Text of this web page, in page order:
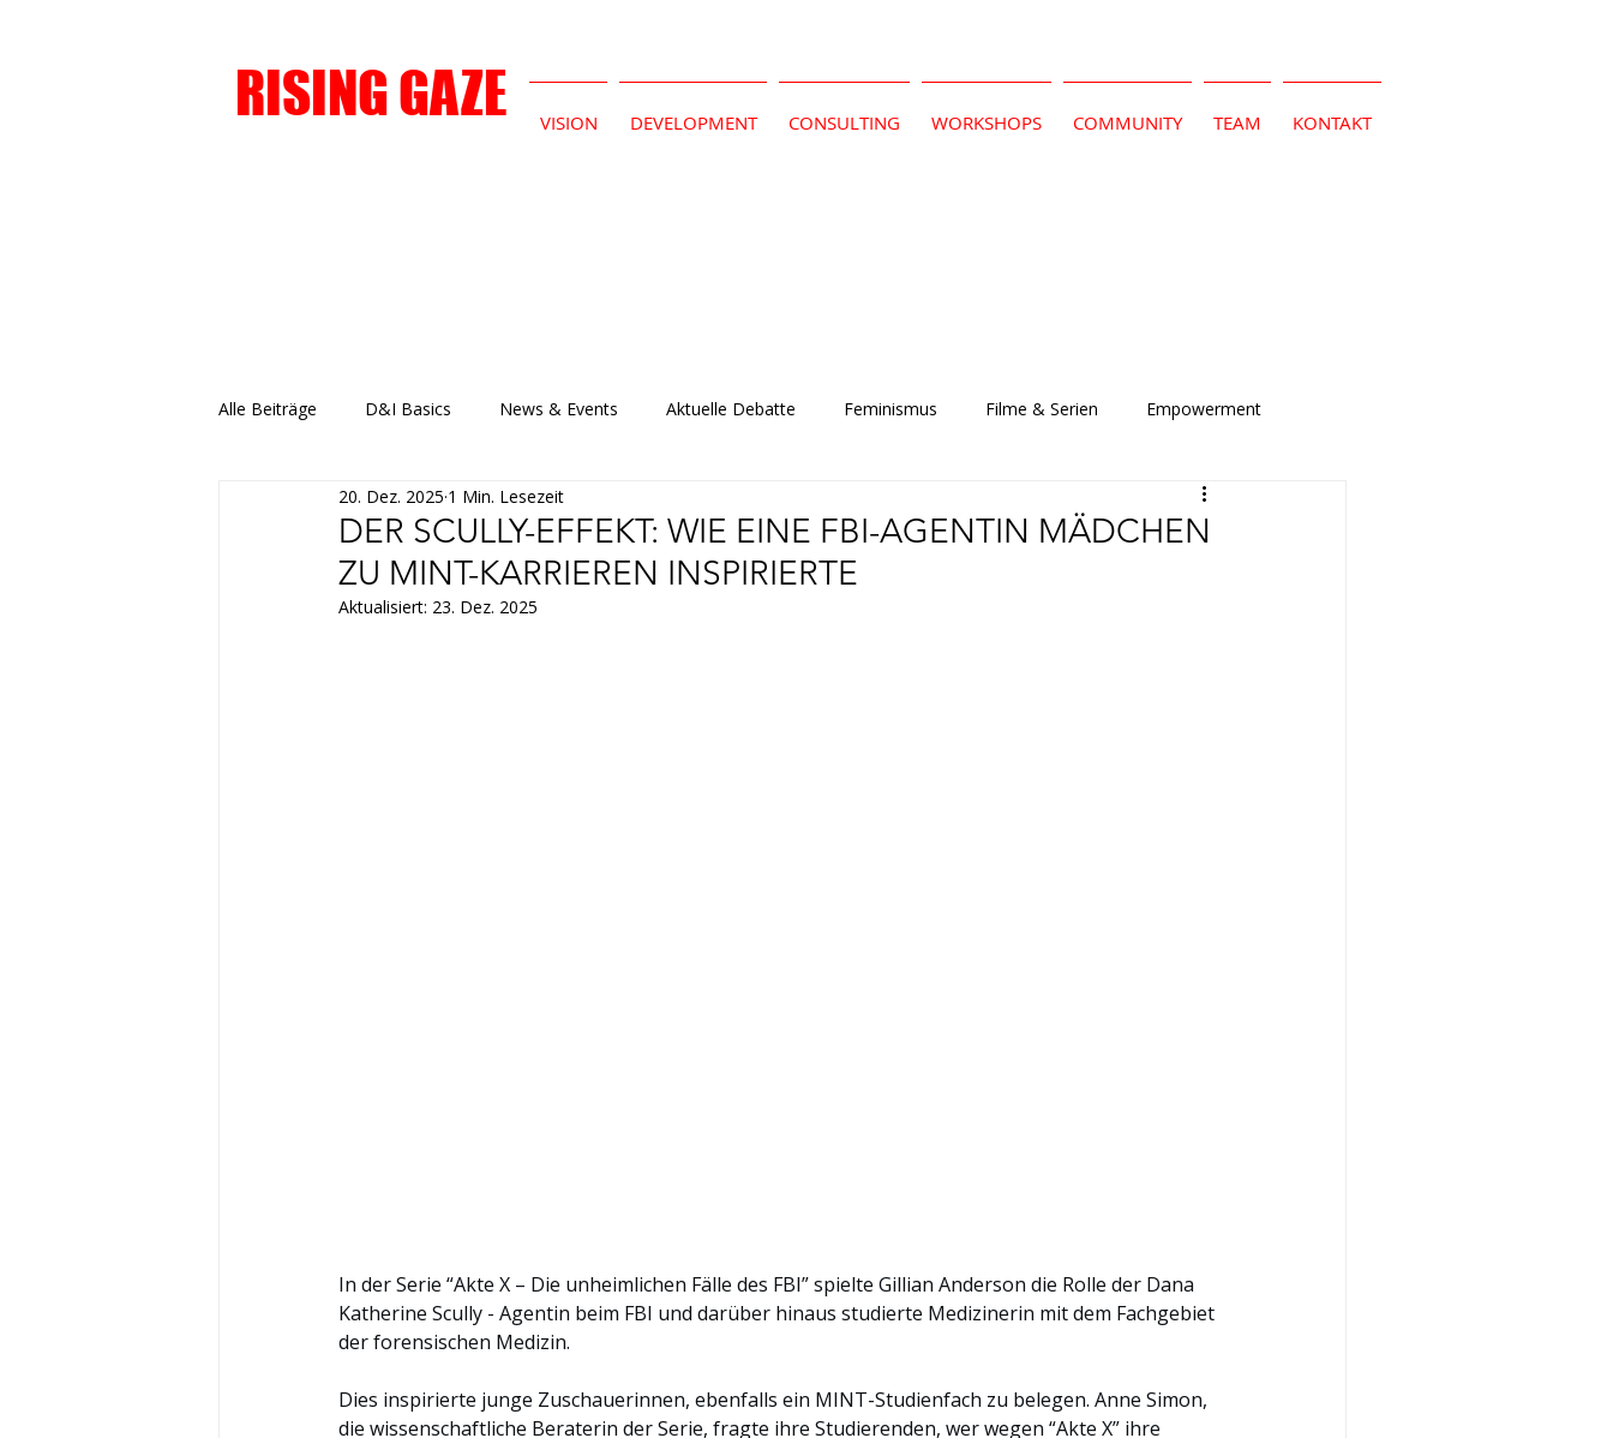
RISING GAZE VISION DEVELOPMENT CONSULTING WORKSHOPS COMMUNITY TEAM KONTAKT
Alle Beiträge D&I Basics News & Events Aktuelle Debatte Feminismus Filme & Serien Empowerment
DER SCULLY-EFFEKT: WIE EINE FBI-AGENTIN MÄDCHEN
ZU MINT-KARRIEREN INSPIRIERTE
20. Dez. 2025 1 Min. Lesezeit
Aktualisiert: 23. Dez. 2025
In der Serie “Akte X – Die unheimlichen Fälle des FBI” spielte Gillian Anderson die Rolle der Dana
Katherine Scully - Agentin beim FBI und darüber hinaus studierte Medizinerin mit dem Fachgebiet
der forensischen Medizin.
Dies inspirierte junge Zuschauerinnen, ebenfalls ein MINT-Studienfach zu belegen. Anne Simon,
die wissenschaftliche Beraterin der Serie, fragte ihre Studierenden, wer wegen “Akte X” ihre